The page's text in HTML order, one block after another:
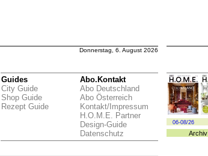
Donnerstag, 6. August 2026
Guides
City Guide
Shop Guide
Rezept Guide
Abo.Kontakt
Abo Deutschland
Abo Österreich
Kontakt/Impressum
H.O.M.E. Partner
Design-Guide
Datenschutz
06-08/26
Archiv